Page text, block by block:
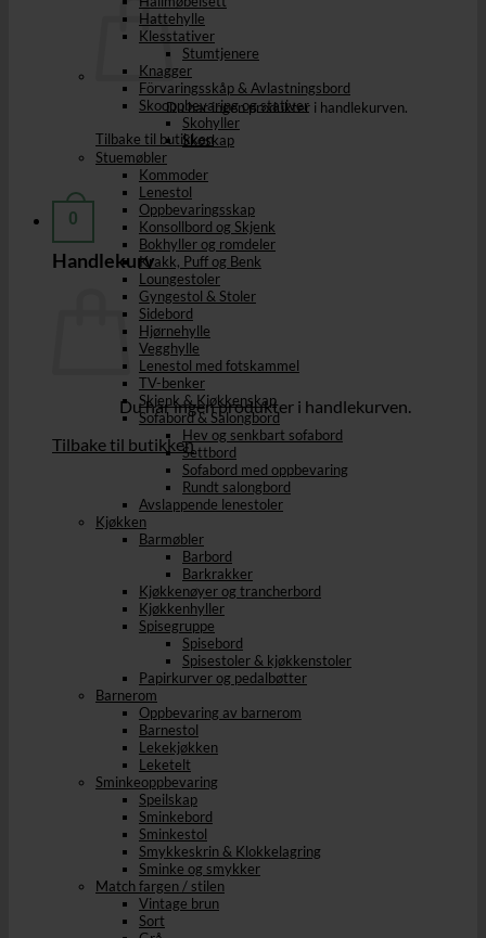
Du har ingen produkter i handlekurven.
Tilbake til butikken
0
Handlekurv
Du har ingen produkter i handlekurven.
Tilbake til butikken
Hattehylle
Klesstativer
Stumtjenere
Knagger
Förvaringsskåp & Avlastningsbord
Skooppbevaring og stativer
Skohyller
Skoskap
Stuemøbler
Kommoder
Lenestol
Oppbevaringsskap
Konsollbord og Skjenk
Bokhyller og romdeler
Krakk, Puff og Benk
Loungestoler
Gyngestol & Stoler
Sidebord
Hjørnehylle
Vegghylle
Lenestol med fotskammel
TV-benker
Skjenk & Kjøkkenskap
Sofabord & Salongbord
Hev og senkbart sofabord
Settbord
Sofabord med oppbevaring
Rundt salongbord
Avslappende lenestoler
Kjøkken
Barmøbler
Barbord
Barkrakker
Kjøkkenøyer og trancherbord
Kjøkkenhyller
Spisegruppe
Spisebord
Spisestoler & kjøkkenstoler
Papirkurver og pedalbøtter
Barnerom
Oppbevaring av barnerom
Barnestol
Lekekjøkken
Leketelt
Sminkeoppbevaring
Speilskap
Sminkebord
Sminkestol
Smykkeskrin & Klokkelagring
Sminke og smykker
Match fargen / stilen
Vintage brun
Sort